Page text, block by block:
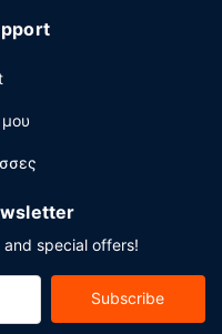
διαθέτει χώρο που
περιλαμβάνει ένα
χωρίς παρκαδόρο (με
special offers!
Subscribe